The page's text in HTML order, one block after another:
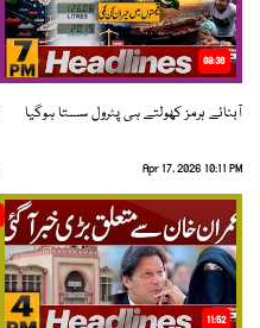
08:36
آبنائے ہرمز کھولتے ہی پٹرول سستا ہوگیا
Apr 17, 2026 10:11 PM
11:52